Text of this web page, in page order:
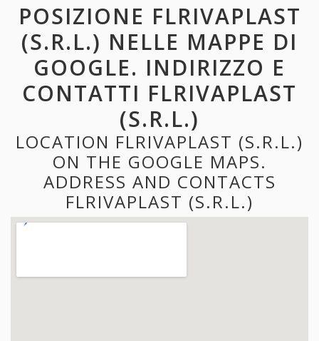
POSIZIONE FLRIVAPLAST
(S.R.L.) NELLE MAPPE DI
GOOGLE. INDIRIZZO E
CONTATTI FLRIVAPLAST
(S.R.L.)
LOCATION FLRIVAPLAST (S.R.L.)
ON THE GOOGLE MAPS.
ADDRESS AND CONTACTS
FLRIVAPLAST (S.R.L.)